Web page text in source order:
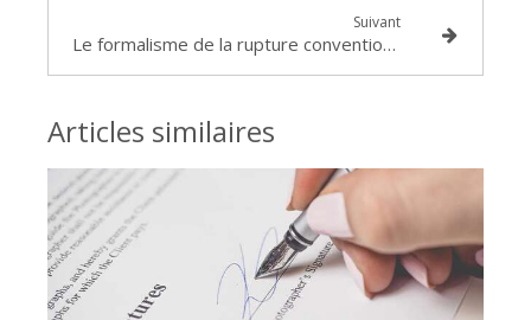
Suivant
Le formalisme de la rupture conventionnelle
Articles similaires